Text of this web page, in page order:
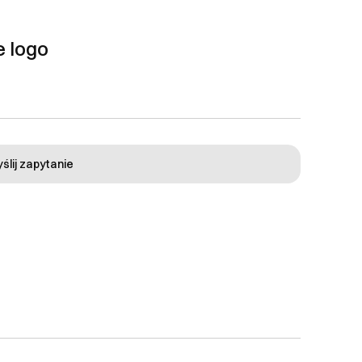
Jeśli zamówienie
logo
zapytanie